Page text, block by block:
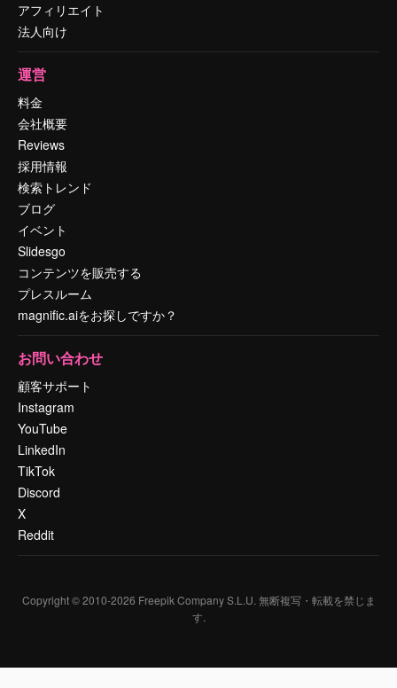
アフィリエイト
法人向け
運営
料金
会社概要
Reviews
採用情報
検索トレンド
ブログ
イベント
Slidesgo
コンテンツを販売する
プレスルーム
magnific.aiをお探しですか？
お問い合わせ
顧客サポート
Instagram
YouTube
LinkedIn
TikTok
Discord
X
Reddit
Copyright © 2010-2026 Freepik Company S.L.U. 無断複写・転載を禁じま
す.